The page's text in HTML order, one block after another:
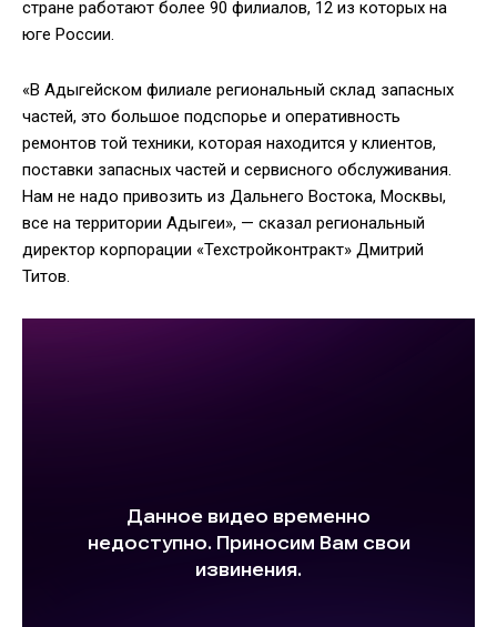
стране работают более 90 филиалов, 12 из которых на
юге России.
«В Адыгейском филиале региональный склад запасных
частей, это большое подспорье и оперативность
ремонтов той техники, которая находится у клиентов,
поставки запасных частей и сервисного обслуживания.
Нам не надо привозить из Дальнего Востока, Москвы,
все на территории Адыгеи», — сказал региональный
директор корпорации «Техстройконтракт» Дмитрий
Титов.